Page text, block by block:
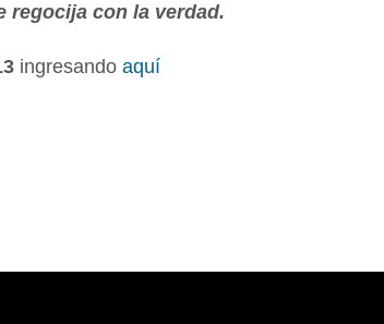
regocija con la verdad.
ingresando aquí